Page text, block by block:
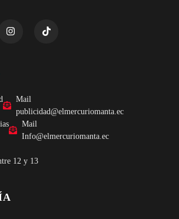
Mail
publicidad@elmercuriomanta.ec
Mail
Info@elmercuriomanta.ec
12 y 13